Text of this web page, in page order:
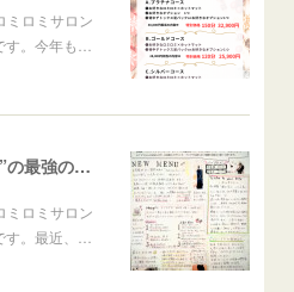
ロミサロン
。今年も…
”過去の自分”は”今の自分”の最強の応援団！
ロミサロン
。最近、…